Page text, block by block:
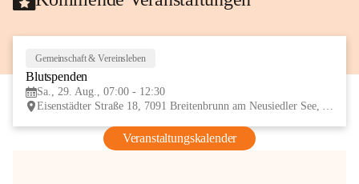
Gemeinschaft & Vereinsleben
Blutspenden
Sa., 29. Aug., 07:00 - 12:30
Eisenstädter Straße 18, 7091 Breitenbrunn am Neusiedler See, AUT
Veranstaltungskalender